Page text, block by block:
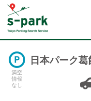
満空
情報
なし
日本パーク